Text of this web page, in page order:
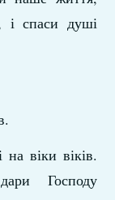
і спаси душі
віки віків.
Господу